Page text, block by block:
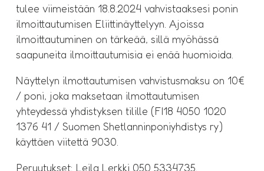
tulee viimeistään 18.8.2024 vahvistaaksesi ponin
ilmoittautumisen Eliittinäyttelyyn. Ajoissa
ilmoittautuminen on tärkeää, sillä myöhässä
saapuneita ilmoittautumisia ei enää huomioida.
Näyttelyn ilmottautumisen vahvistusmaksu on 10€
/ poni, joka maksetaan ilmottautumisen
yhteydessä yhdistyksen tilille (FI18 4050 1020
1376 41 / Suomen Shetlanninponiyhdistys ry)
käyttäen viitettä 9030.
Peruutukset: Leila Lerkki 050 5334735.